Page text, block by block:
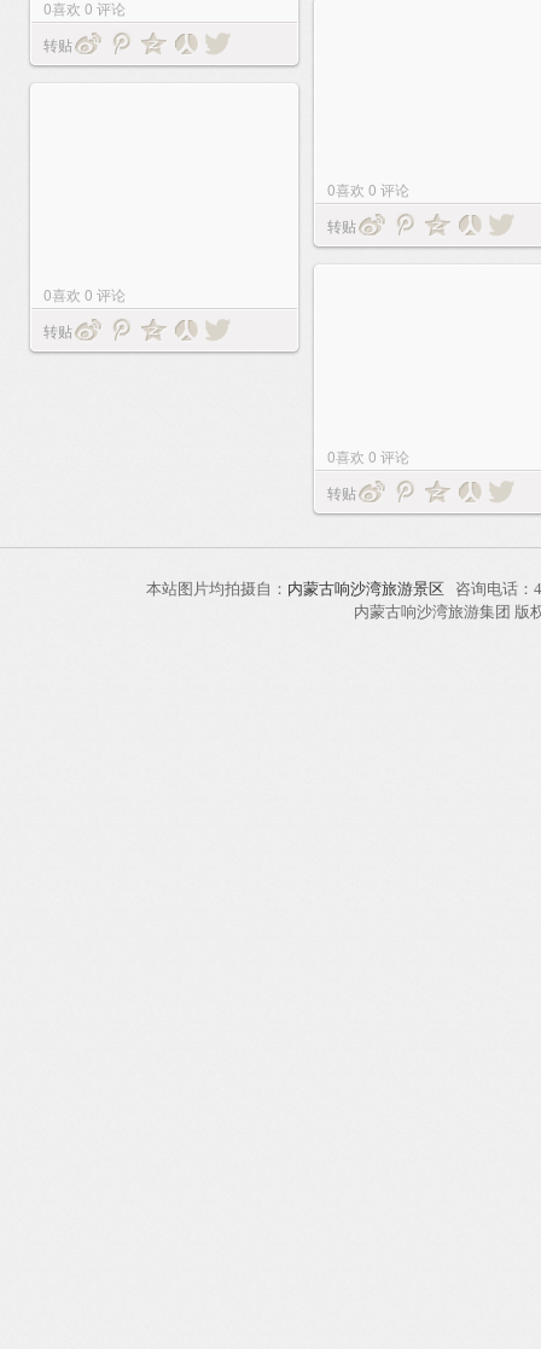
0喜欢 0 评论
转贴
0喜欢 0 评论
转贴
0喜欢 0 评论
转贴
0喜欢 0 评论
转贴
本站图片均拍摄自： 内蒙古响沙湾旅游景区 咨询电话
内蒙古响沙湾旅游集团